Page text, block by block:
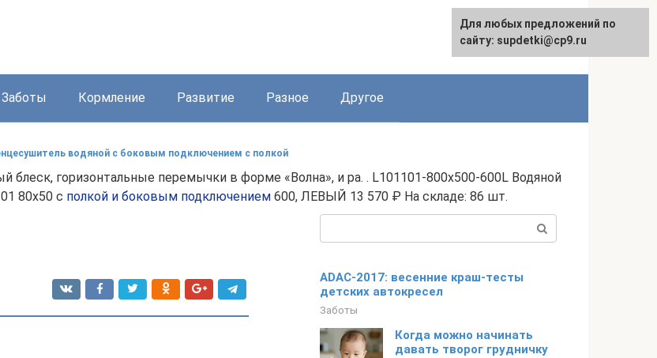
English
Заботы Кормление Развитие Разное Другое
водяной с боковым подключением с полкой
блеск, горизонтальные перемычки в форме «Волна», и ра. . L101101-800x500-600L Водяной
80x50 с полкой и боковым подключением 600, ЛЕВЫЙ 13 570 ₽ На складе: 86 шт.
ADAC-2017: весенние краш-тесты
детских автокресел
Заботы
Когда можно начинать
давать творог грудничку
Для любых предложений по
сайту: supdetki@cp9.ru